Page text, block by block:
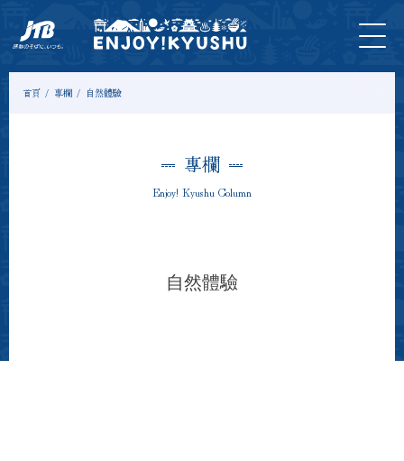
首頁 專欄 自然體驗
專欄
Enjoy! Kyushu Column
自然體驗
首
頁
最新
資訊
旅遊
＆體
驗
門
票